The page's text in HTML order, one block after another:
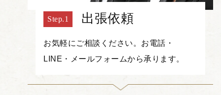
出張依頼
お気軽にご相談ください。お電話・
LINE・メールフォームから承ります。